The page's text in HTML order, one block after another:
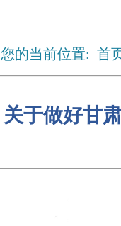
您的当前位置: 首
关于做好甘